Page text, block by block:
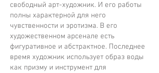
свободный арт-художник. И его работы
полны характерной для него
чувственности и эротизма. В его
художественном арсенале есть
фигуративное и абстрактное. Последнее
время художник использует образ воды
как призму и инструмент для